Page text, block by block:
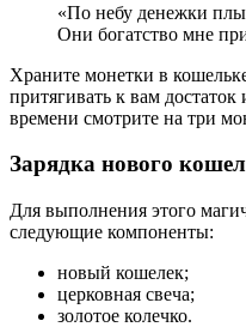
«По небу денежки
Они богатство мне
Храните монетки в
притягивать к вам
времени смотрите на три
Зарядка нового
Для выполнения этого
следующие компоненты:
новый кошелек;
церковная свеча;
золотое колечко.